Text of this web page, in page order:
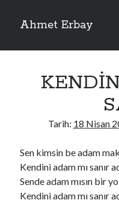
Ahmet Erbay
Yan
ELİF BENİ BIRAKMA
YALAN DEMEM HARAM
Son Yorumlar
BAĞIŞLA ADINIiçindario72
Tarih: 18 Nisan
Sen kimsin be adam
Kendini adam mı sanır
Sende adam mısın bir
Kendini adam mı sanır